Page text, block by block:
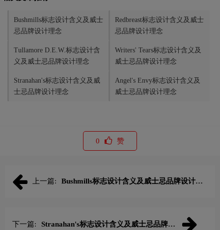
Bushmills标志设计含义及威士
忌品牌设计理念
Redbreast标志设计含义及威士
忌品牌设计理念
Tullamore D.E.W.标志设计含
义及威士忌品牌设计理念
Writers' Tears标志设计含义及
威士忌品牌设计理念
Stranahan's标志设计含义及威
士忌品牌设计理念
Angel's Envy标志设计含义及
威士忌品牌设计理念
0 赞
上一篇:
Bushmills标志设计含义及威士忌品牌设计理
下一篇:
Stranahan's标志设计含义及威士忌品牌设